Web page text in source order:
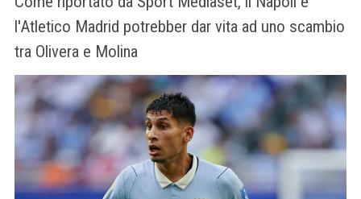
l'Atletico Madrid potrebber dar vita ad uno scambio
tra Olivera e Molina